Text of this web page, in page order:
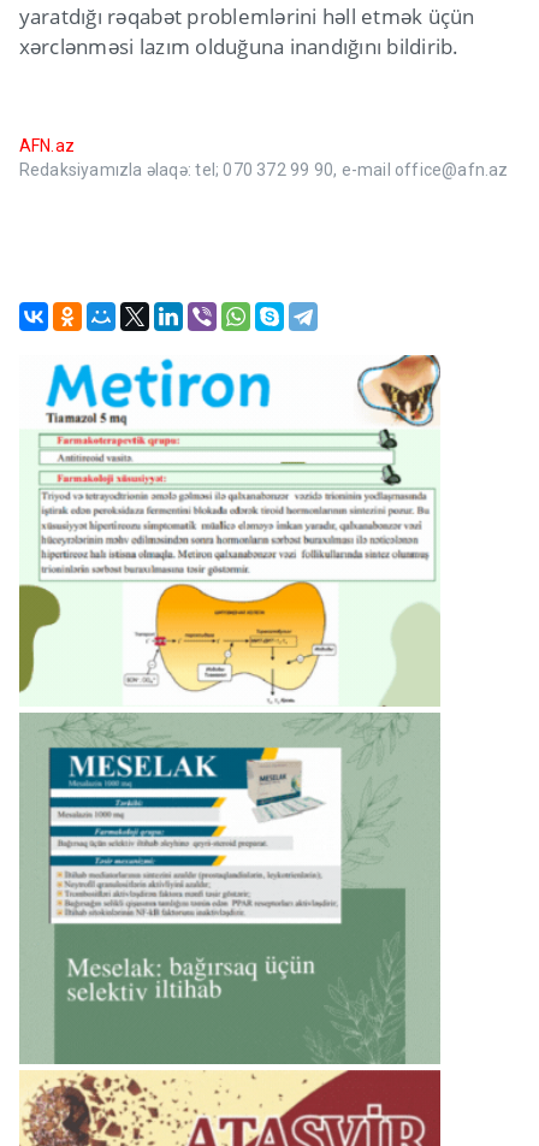
yaratdığı rəqabət problemlərini həll etmək üçün
xərclənməsi lazım olduğuna inandığını bildirib.
AFN.az
Redaksiyamızla əlaqə: tel; 070 372 99 90, e-mail office@afn.az